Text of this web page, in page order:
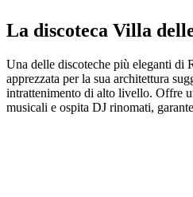
La discoteca Villa
Una delle discoteche più eleganti di
apprezzata per la sua architettura
intrattenimento di alto livello. Offre
musicali e ospita DJ rinomati,